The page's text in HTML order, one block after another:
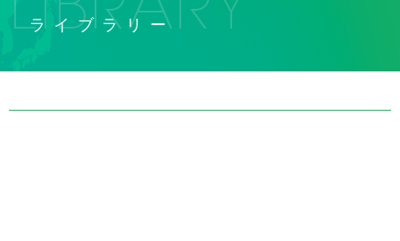
ライブラリー